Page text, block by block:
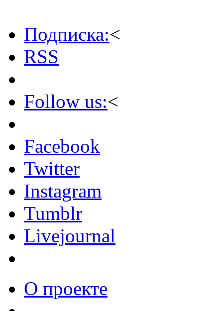
Подписка:<
RSS
Follow us:<
Facebook
Twitter
Instagram
Tumblr
Livejournal
О проекте